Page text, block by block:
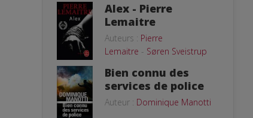
Alex - Pierre
Lemaitre
Auteurs : Pierre
Lemaitre - Søren Sveistrup
Bien connu des
services de police
Auteur : Dominique Manotti